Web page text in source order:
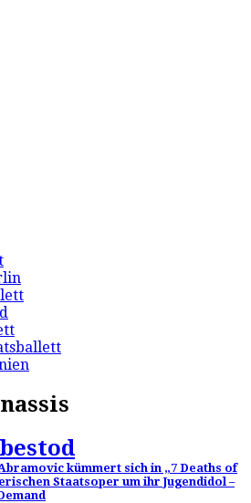
kümmert sich in „7 Deaths of
Staatsoper um ihr Jugendidol –